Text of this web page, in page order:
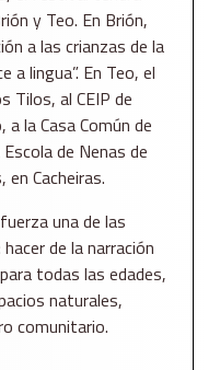
y Teo. En Brión,
a las crianzas de la
a lingua”. En Teo, el
Tilos, al CEIP de
a la Casa Común de
de Nenas de
Cacheiras.
una de las
de la narración
todas las edades,
naturales,
comunitario.